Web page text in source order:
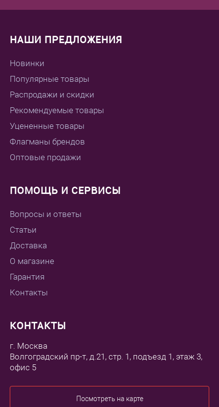
НАШИ ПРЕДЛОЖЕНИЯ
Новинки
Популярные товары
Распродажи и скидки
Рекомендуемые товары
Уцененные товары
Флагманы брендов
Оптовые продажи
ПОМОЩЬ И СЕРВИСЫ
Вопросы и ответы
Статьи
Доставка
О магазине
Гарантия
Контакты
КОНТАКТЫ
г. Москва
Волгоградский пр-т, д.21, стр. 1, подъезд 1, этаж 3,
офис 5
Посмотреть на карте